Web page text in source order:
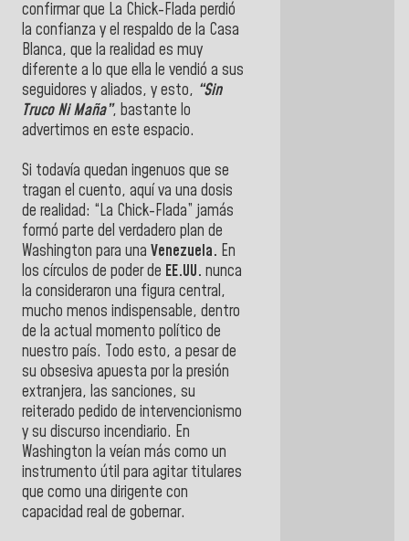
confirmar que La Chick-Flada perdió
la confianza y el respaldo de la Casa
Blanca, que la realidad es muy
diferente a lo que ella le vendió a sus
seguidores y aliados, y esto, “Sin
Truco Ni Maña”, bastante lo
advertimos en este espacio.
Si todavía quedan ingenuos que se
tragan el cuento, aquí va una dosis
de realidad: “La Chick-Flada” jamás
formó parte del verdadero plan de
Washington para una Venezuela. En
los círculos de poder de EE.UU. nunca
la consideraron una figura central,
mucho menos indispensable, dentro
de la actual momento político de
nuestro país. Todo esto, a pesar de
su obsesiva apuesta por la presión
extranjera, las sanciones, su
reiterado pedido de intervencionismo
y su discurso incendiario. En
Washington la veían más como un
instrumento útil para agitar titulares
que como una dirigente con
capacidad real de gobernar.